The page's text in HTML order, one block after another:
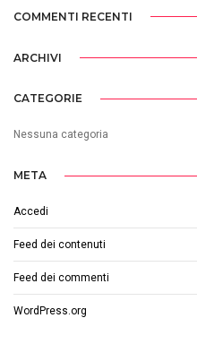
COMMENTI RECENTI
ARCHIVI
CATEGORIE
Nessuna categoria
META
Accedi
Feed dei contenuti
Feed dei commenti
WordPress.org